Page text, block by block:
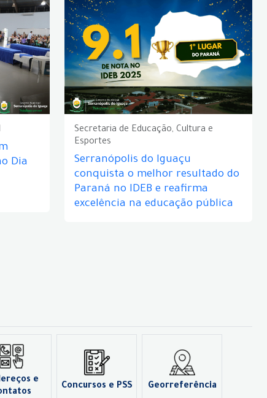
Dia
Secretaria de Educação, Cultura e
Esportes
Serranópolis do Iguaçu
conquista o melhor resultado do
Paraná no IDEB e reafirma
excelência na educação pública
e
Concursos e PSS Georreferência